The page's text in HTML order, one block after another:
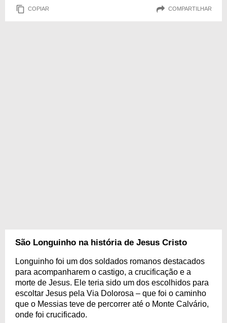
COPIAR COMPARTILHAR
São Longuinho na história de Jesus Cristo
Longuinho foi um dos soldados romanos destacados
para acompanharem o castigo, a crucificação e a
morte de Jesus. Ele teria sido um dos escolhidos para
escoltar Jesus pela Via Dolorosa – que foi o caminho
que o Messias teve de percorrer até o Monte Calvário,
onde foi crucificado.